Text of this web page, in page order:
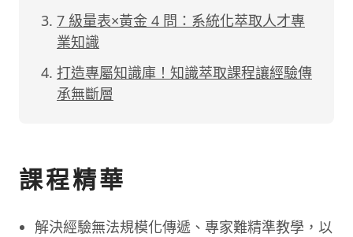
7 級量表×黃金 4 問：系統化萃取人才專
業知識
打造專屬知識庫！知識萃取課程讓經驗傳
承無斷層
課程精華
解決經驗無法規模化傳遞、專家難精準教學，以